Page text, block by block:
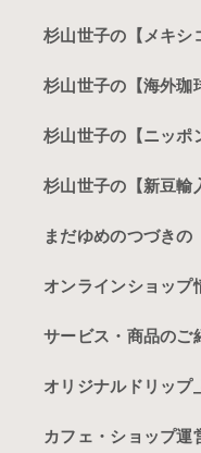
杉山世子の【メキシ
杉山世子の【海外珈
杉山世子の【ニッポ
杉山世子の【新豆輸
まだゆめのつづきの
オンラインショップ
サービス・商品のご
オリジナルドリップ
カフェ・ショップ運